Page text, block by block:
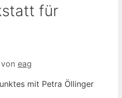
für
von eag
mit Petra Öllinger